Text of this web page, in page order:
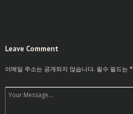
Leave Comment
이메일 주소는 공개되지 않습니다. 필수 필드는 *